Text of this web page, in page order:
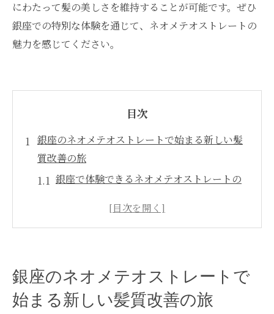
にわたって髪の美しさを維持することが可能です。ぜひ
銀座での特別な体験を通じて、ネオメテオストレートの
魅力を感じてください。
目次
銀座のネオメテオストレートで始まる新しい髪
質改善の旅
銀座で体験できるネオメテオストレートの
トの特別体験
ネオメテオストレートがもたらす髪の健康
銀座のネオメテオストレートで
始まる新しい髪質改善の旅